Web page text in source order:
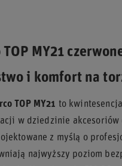
MY21
i komfort na
TOP MY21 to
w dziedzinie akcesoriów
z myślą o
najwyższy poziom